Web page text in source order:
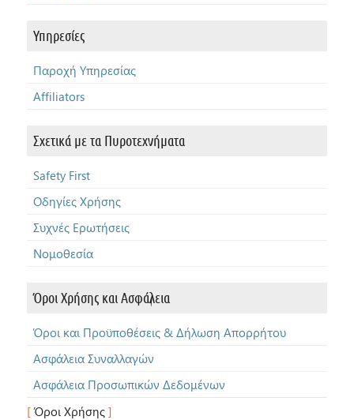
Υπηρεσίες
Παροχή Υπηρεσίας
Affiliators
Σχετικά με τα Πυροτεχνήματα
Safety First
Οδηγίες Χρήσης
Συχνές Ερωτήσεις
Νομοθεσία
Όροι Χρήσης και Ασφάλεια
Όροι και Προϋποθέσεις & Δήλωση Απορρήτου
Ασφάλεια Συναλλαγών
Ασφάλεια Προσωπικών Δεδομένων
Όροι Χρήσης